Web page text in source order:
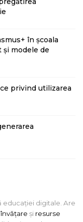
în școala
și modele de
privind utilizarea
digitale. Are
și resurse